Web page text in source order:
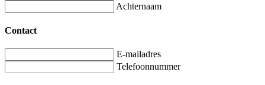
Achternaam
Contact
E-mailadres
Telefoonnummer